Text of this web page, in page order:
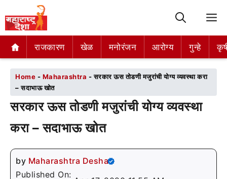
राजकारण खेळ मनोरंजन आरोग्य गुन्हे
राजकारण खेळ मनोरंजन आरोग्य गुन्हे
Home - Maharashtra -सरकार ऊस तोडणी मजुरांची योग्य व्यवस्था करा
– सदाभाऊ खोत
सरकार ऊस तोडणी मजुरांची योग्य व्यवस्था
करा – सदाभाऊ खोत
by Maharashtra Desha
Published On: